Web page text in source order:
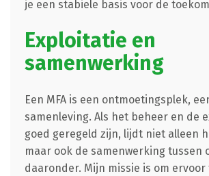
je een stabiele basis voor de
Exploitatie en
samenwerking
Een MFA is een ontmoetingsplek,
samenleving. Als het beheer en de
goed geregeld zijn, lijdt niet alleen
maar ook de samenwerking tussen
daaronder. Mijn missie is om